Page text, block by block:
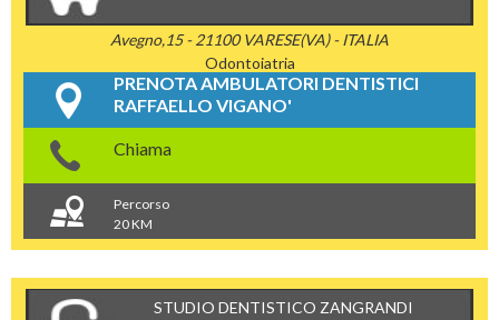
Avegno,15 - 21100 VARESE(VA) - ITALIA
Odontoiatria
PRENOTA AMBULATORI DENTISTICI
RAFFAELLO VIGANO'
Chiama
Percorso
20 KM
STUDIO DENTISTICO ZANGRANDI